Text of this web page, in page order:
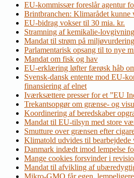
EU-kommissær foreslår agentur
Brintbranchen: Klimarådet
EU-bidrag vokser til 30 mia. kr.
Stramning af kemikalie-
Mandat til strøm på
Parlamentarisk opsang til to nye
Mandat om fisk og hav
EU-erklæring løfter færøsk håb
Svensk-dansk entente mod EU-
finansiering af elnet
Iværksættere presser for et ”EU
Trekantsopgør om grænse- og
Koordinering af beredskaber
Mandat til EU-tilsyn med store
Smutture over grænsen efter
Klimatold udvides til bearbejdede
Danmark indædt imod lempelse
Mange cookies forsvinder i
Mandat til afvikling af